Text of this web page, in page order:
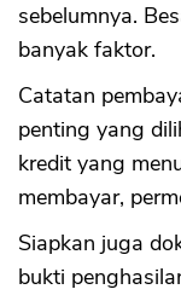
sebelumnya.
banyak faktor.
Catatan
penting yang
kredit yang
membayar,
Siapkan juga
bukti